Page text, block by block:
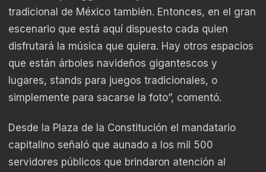
tradicional de México también. Entonces, en el gran
escenario que está aquí dispuesto cada quien
disfrutará la música que quiera. Hay otros espacios
que están árboles navideños gigantescos y
lugares, stands para juegos tradicionales, o
simplemente para sacarse la foto”, comentó.
Desde la Plaza de la Constitución el mandatario
capitalino señaló que aunado a los mil 500
servidores públicos que brindaron atención al